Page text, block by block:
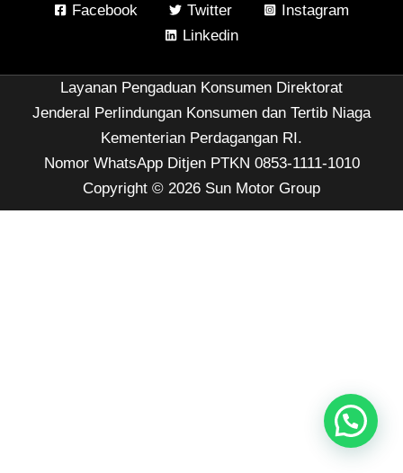
Facebook Twitter
Instagram
Linkedin
Layanan Pengaduan Konsumen Direktorat
Jenderal Perlindungan Konsumen dan Tertib Niaga
Kementerian Perdagangan RI.
Nomor WhatsApp Ditjen PTKN 0853-1111-1010
Copyright © 2026 Sun Motor Group